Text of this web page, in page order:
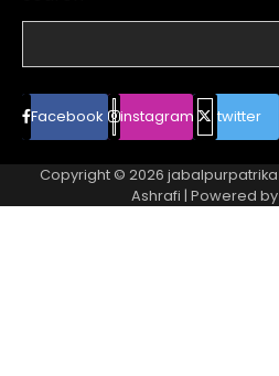
Facebook instagram twitter
Copyright © 2026 jabalpurpatrika
Ashrafi | Powered by